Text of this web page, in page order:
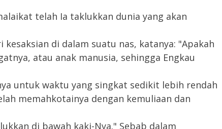
telah Ia taklukkan dunia yang akan
di dalam suatu nas, katanya: "Apakah
atau anak manusia, sehingga Engkau
untuk waktu yang singkat sedikit lebih rendah
memahkotainya dengan kemuliaan dan
di bawah kaki-Nya." Sebab dalam